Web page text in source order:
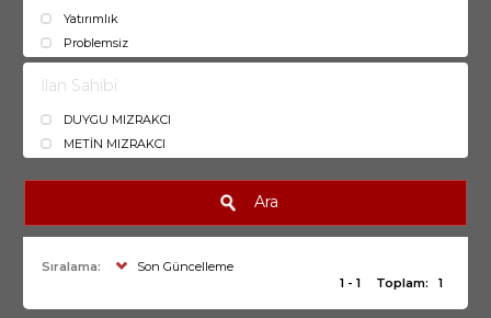
Yatırımlık
Problemsiz
İlan Sahibi
DUYGU MIZRAKCI
METİN MIZRAKCI
Ara
Sıralama:
Son Güncelleme
1 - 1
Toplam: 1